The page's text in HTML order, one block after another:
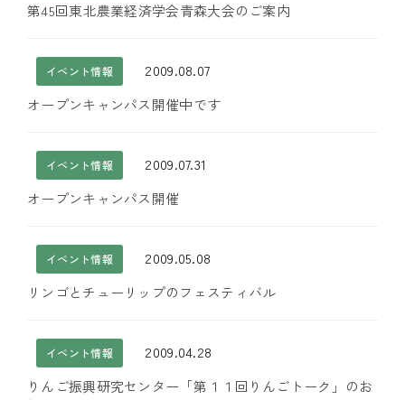
第45回東北農業経済学会青森大会のご案内
イベント情報
2009.08.07
オープンキャンパス開催中です
イベント情報
2009.07.31
オープンキャンパス開催
イベント情報
2009.05.08
リンゴとチューリップのフェスティバル
イベント情報
2009.04.28
りんご振興研究センター「第１１回りんごトーク」のお